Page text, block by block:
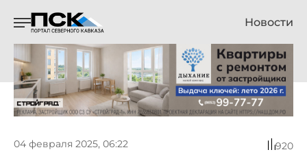
Новости
04 февраля 2025, 06:22 920